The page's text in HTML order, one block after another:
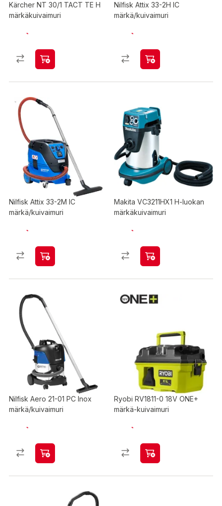
Kärcher NT 30/1 TACT TE H
märkäkuivaimuri
Nilfisk Attix 33-2H IC
märkä/kuivaimuri
Nilfisk Attix 33-2M IC
märkä/kuivaimuri
Makita VC3211HX1 H-luokan
märkäkuivaimuri
Nilfisk Aero 21-01 PC Inox
märkä/kuivaimuri
Ryobi RV1811-0 18V ONE+
märkä-kuivaimuri